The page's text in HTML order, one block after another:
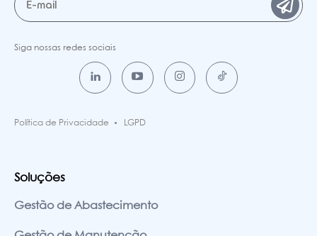
Siga nossas redes sociais
Política de Privacidade LGPD
Soluções
Gestão de Abastecimento